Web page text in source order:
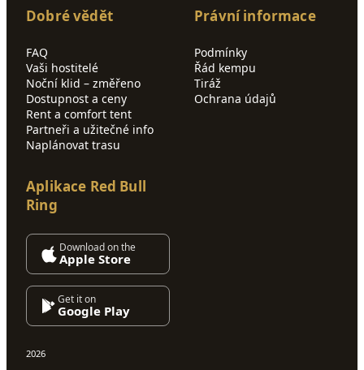
Dobré vědět
FAQ
Vaši hostitelé
Noční klid – změřeno
Dostupnost a ceny
Rent a comfort tent
Partneři a užitečné info
Naplánovat trasu
Právní informace
Podmínky
Řád kempu
Tiráž
Ochrana údajů
Aplikace Red Bull
Ring
Download on the
Apple Store
Get it on
Google Play